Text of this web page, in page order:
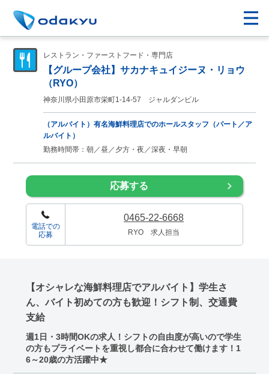
レストラン・ファーストフード・専門店
【グループ会社】サカナキュイジーヌ・リョウ
（RYO）
神奈川県小田原市栄町1-14-57 ジャルダンビル
（アルバイト）有名海鮮料理店でのホールスタッフ（パート／ア
ルバイト）
勤務時間帯：朝／昼／夕方・夜／深夜・早朝
応募する
電話での
応募
0465-22-6668
RYO 求人担当
【オシャレな海鮮料理店でアルバイト】学生さ
ん、バイト初めての方も歓迎！シフト制、交通費
支給
週1日・3時間OKの求人！シフトの自由度が高いので学生
の方もプライベートを重視し都合に合わせて働けます！1
6～20歳の方活躍中★